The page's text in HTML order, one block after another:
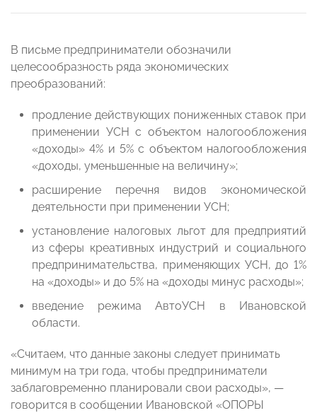
В письме предприниматели обозначили
целесообразность ряда экономических
преобразований:
продление действующих пониженных ставок при
применении УСН с объектом налогообложения
«доходы» 4% и 5% с объектом налогообложения
«доходы, уменьшенные на величину»;
расширение перечня видов экономической
деятельности при применении УСН;
установление налоговых льгот для предприятий
из сферы креативных индустрий и социального
предпринимательства, применяющих УСН, до 1%
на «доходы» и до 5% на «доходы минус расходы»;
введение режима АвтоУСН в Ивановской
области.
«Считаем, что данные законы следует принимать
минимум на три года, чтобы предприниматели
заблаговременно планировали свои расходы», —
говорится в сообщении Ивановской «ОПОРЫ